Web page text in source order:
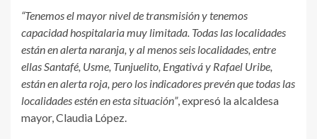
“Tenemos el mayor nivel de transmisión y tenemos
capacidad hospitalaria muy limitada. Todas las localidades
están en alerta naranja, y al menos seis localidades, entre
ellas Santafé, Usme, Tunjuelito, Engativá y Rafael Uribe,
están en alerta roja, pero los indicadores prevén que todas las
localidades estén en esta situación”, expresó la alcaldesa
mayor, Claudia López.